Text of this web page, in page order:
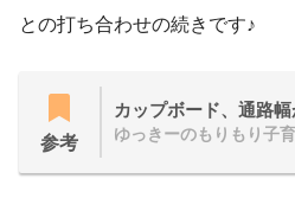
との打ち合わせの続きです♪
参考
カップボード、通路幅
ゆっきーのもりもり子